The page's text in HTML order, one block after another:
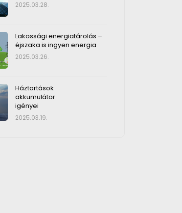
2025.03.28.
Lakossági energiatárolás –
éjszaka is ingyen energia
2025.03.26.
Háztartások
akkumulátor
igényei
2025.03.19.